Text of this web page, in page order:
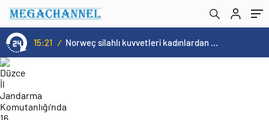
15:21 / Norweç silahlı kuvvetleri kadınlardan oluşan özel kuvvetler eğitimlerini başlattı.